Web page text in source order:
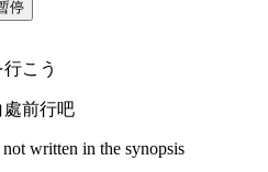
停
こう
處前行吧
written in the synopsis